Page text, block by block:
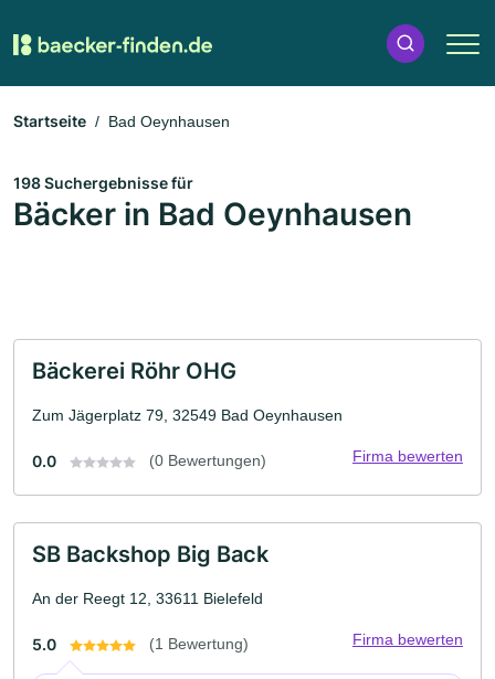
Startseite Bad Oeynhausen
198 Suchergebnisse für
Bäcker in Bad Oeynhausen
Bäckerei Röhr OHG
Zum Jägerplatz 79, 32549 Bad Oeynhausen
0.0 (0 Bewertungen) Firma bewerten
SB Backshop Big Back
An der Reegt 12, 33611 Bielefeld
5.0 (1 Bewertung) Firma bewerten